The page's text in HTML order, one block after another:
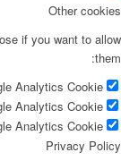
Other cookies
if you want to allow
them:
Analytics Cookie.
Analytics Cookie.
Analytics Cookie.
Privacy Policy